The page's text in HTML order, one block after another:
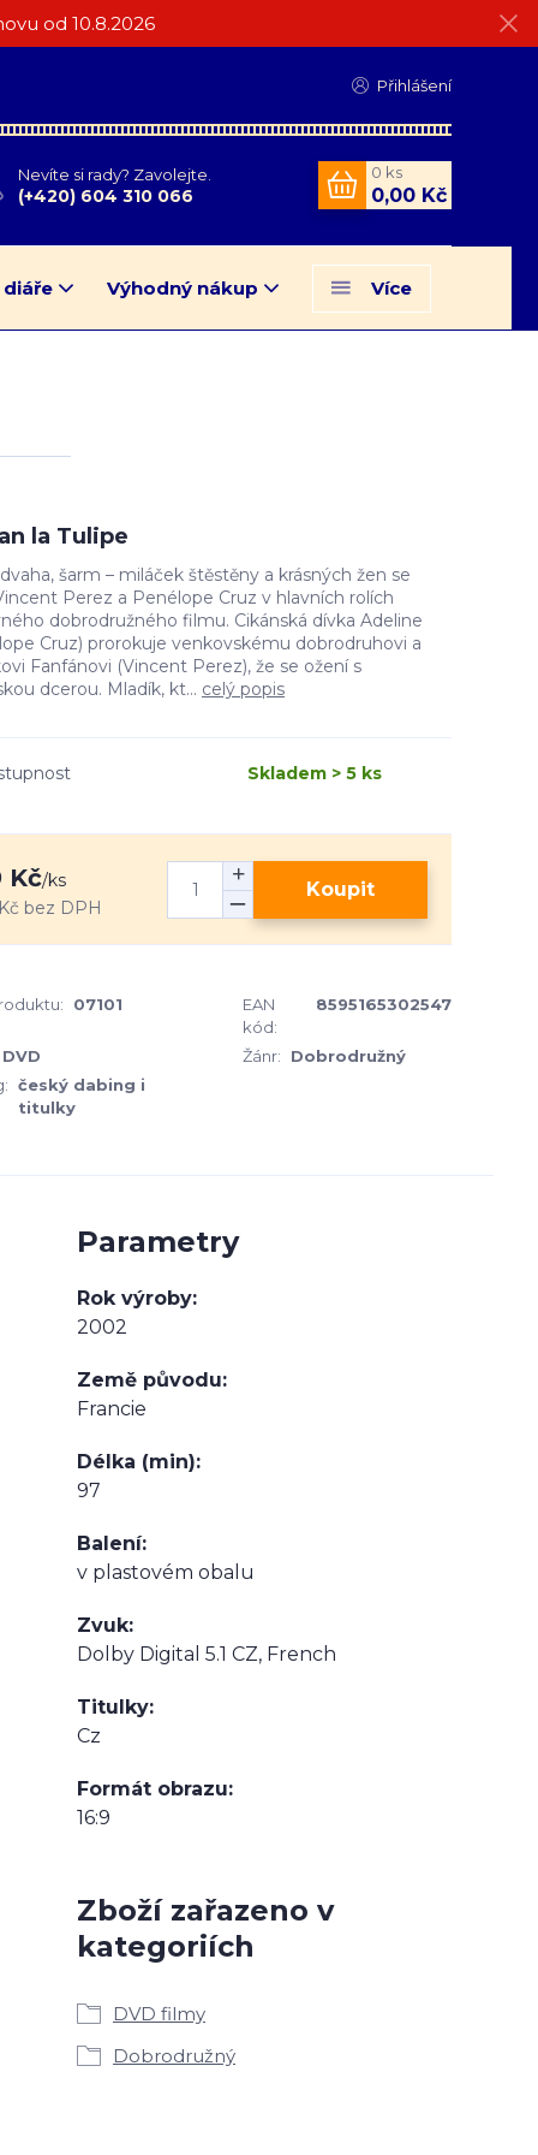
od 10.8.2026
Přihlášení
Nevíte si rady? Zavolejte.
(+420) 604 310 066
0 ks
0,00 Kč
diáře Výhodný nákup Více
la Tulipe
šarm – miláček štěstěny a krásných žen se
Perez a Penélope Cruz v hlavních rolích
dobrodružného filmu. Cikánská dívka Adeline
Cruz) prorokuje venkovskému dobrodruhovi a
Fanfánovi (Vincent Perez), že se ožení s
dcerou. Mladík, kt... celý popis
Skladem > 5 ks
Kč/ks
bez DPH
Koupit
07101
EAN
kód:
8595165302547
DVD Žánr:
Dobrodružný
český dabing i
titulky
Parametry
Rok výroby
2002
Země původu
Francie
Délka (min)
97
Balení
v plastovém obalu
Zvuk
Dolby Digital 5.1 CZ, French
Titulky
Cz
Formát obrazu
16:9
Zboží zařazeno v
kategoriích
DVD filmy
Dobrodružný